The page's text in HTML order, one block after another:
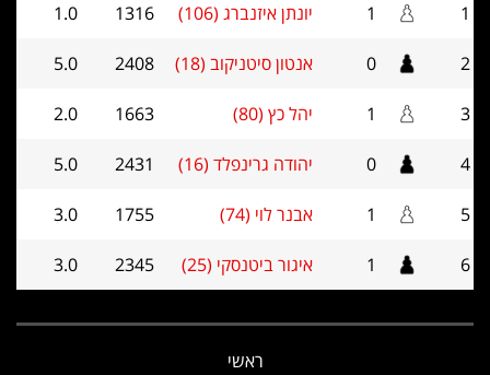
1
1 יונתן איזנברג (106) 1316
1.0
2
0 אנטון סיטניקוב (18) 2408
5.0
3
1 יהל כץ (80) 1663
2.0
4
0 יהודה גרינפלד (16) 2431
5.0
5
1 אבנר לוי (74) 1755
3.0
6
1 איגור ביטנסקי (25) 2345
3.0
ראשי